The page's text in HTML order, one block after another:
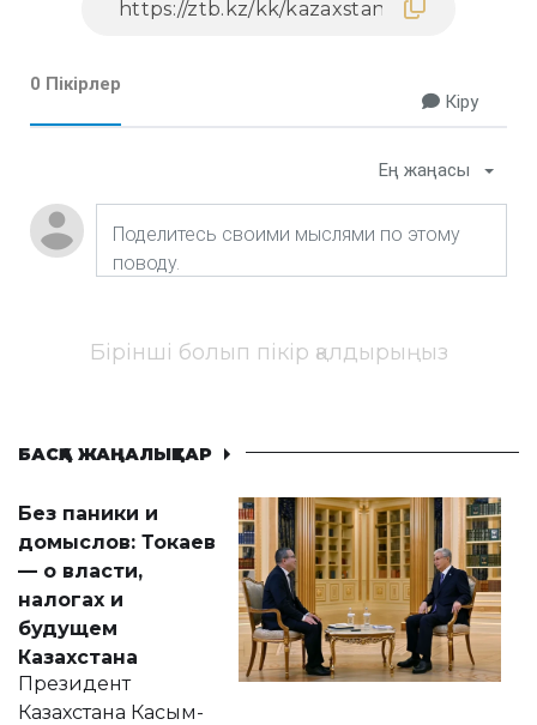
0 Пікірлер
Кіру
Ең жаңасы
Бірінші болып пікір қалдырыңыз
БАСҚА ЖАҢАЛЫҚТАР
Без паники и
домыслов: Токаев
— о власти,
налогах и
будущем
Казахстана
Президент
Казахстана Касым-